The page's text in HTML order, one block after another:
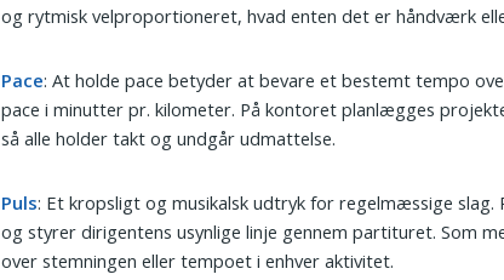
og rytmisk velproportioneret, hvad enten det er håndværk
Pace: At holde pace betyder at bevare et bestemt tempo
pace i minutter pr. kilometer. På kontoret planlægges
så alle holder takt og undgår udmattelse.
Puls: Et kropsligt og musikalsk udtryk for regelmæssige slag.
og styrer dirigentens usynlige linje gennem partituret. Som
over stemningen eller tempoet i enhver aktivitet.